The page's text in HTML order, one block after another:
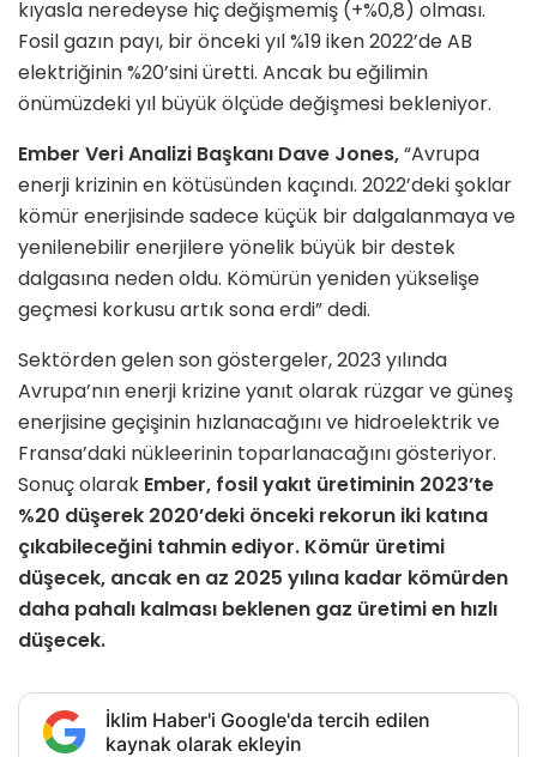
kıyasla neredeyse hiç değişmemiş (+%0,8) olması.
Fosil gazın payı, bir önceki yıl %19 iken 2022’de AB
elektriğinin %20’sini üretti. Ancak bu eğilimin
önümüzdeki yıl büyük ölçüde değişmesi bekleniyor.
Ember Veri Analizi Başkanı Dave Jones,“Avrupa
enerji krizinin en kötüsünden kaçındı. 2022’deki şoklar
kömür enerjisinde sadece küçük bir dalgalanmaya ve
yenilenebilir enerjilere yönelik büyük bir destek
dalgasına neden oldu. Kömürün yeniden yükselişe
geçmesi korkusu artık sona erdi” dedi.
Sektörden gelen son göstergeler, 2023 yılında
Avrupa’nın enerji krizine yanıt olarak rüzgar ve güneş
enerjisine geçişinin hızlanacağını ve hidroelektrik ve
Fransa’daki nükleerinin toparlanacağını gösteriyor.
Sonuç olarak Ember, fosil yakıt üretiminin 2023’te
%20 düşerek 2020’deki önceki rekorun iki katına
çıkabileceğini tahmin ediyor. Kömür üretimi
düşecek, ancak en az 2025 yılına kadar kömürden
daha pahalı kalması beklenen gaz üretimi en hızlı
düşecek.
İklim Haber'i Google'da tercih edilen
kaynak olarak ekleyin